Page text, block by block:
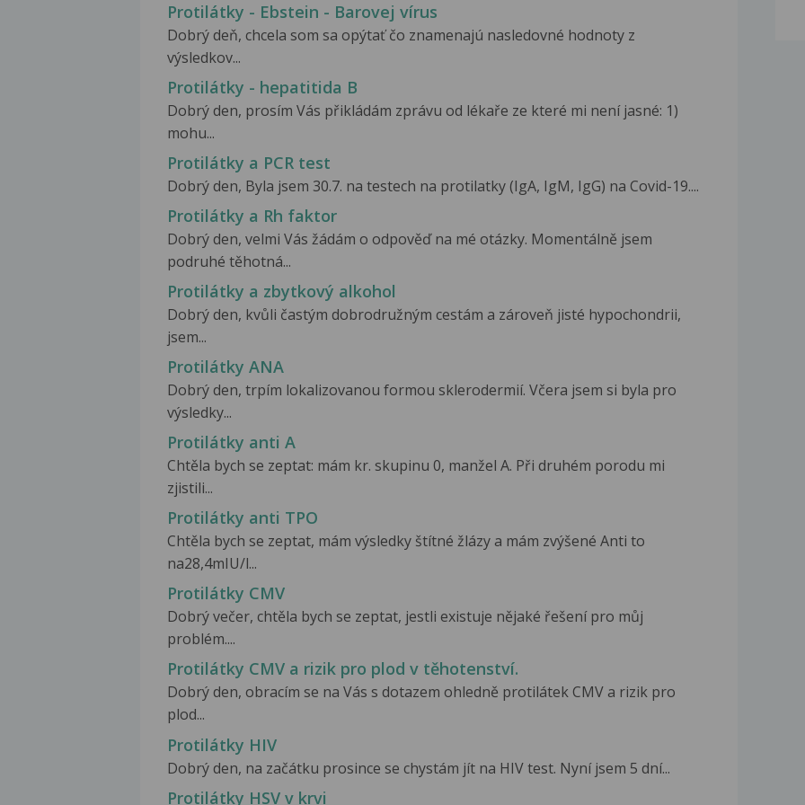
Protilátky - Ebstein - Barovej vírus
Dobrý deň, chcela som sa opýtať čo znamenajú nasledovné hodnoty z
výsledkov...
Protilátky - hepatitida B
Dobrý den, prosím Vás přikládám zprávu od lékaře ze které mi není jasné: 1)
mohu...
Protilátky a PCR test
Dobrý den, Byla jsem 30.7. na testech na protilatky (IgA, IgM, IgG) na Covid-19....
Protilátky a Rh faktor
Dobrý den, velmi Vás žádám o odpověď na mé otázky. Momentálně jsem
podruhé těhotná...
Protilátky a zbytkový alkohol
Dobrý den, kvůli častým dobrodružným cestám a zároveň jisté hypochondrii,
jsem...
Protilátky ANA
Dobrý den, trpím lokalizovanou formou sklerodermií. Včera jsem si byla pro
výsledky...
Protilátky anti A
Chtěla bych se zeptat: mám kr. skupinu 0, manžel A. Při druhém porodu mi
zjistili...
Protilátky anti TPO
Chtěla bych se zeptat, mám výsledky štítné žlázy a mám zvýšené Anti to
na28,4mIU/l...
Protilátky CMV
Dobrý večer, chtěla bych se zeptat, jestli existuje nějaké řešení pro můj
problém....
Protilátky CMV a rizik pro plod v těhotenství.
Dobrý den, obracím se na Vás s dotazem ohledně protilátek CMV a rizik pro
plod...
Protilátky HIV
Dobrý den, na začátku prosince se chystám jít na HIV test. Nyní jsem 5 dní...
Protilátky HSV v krvi